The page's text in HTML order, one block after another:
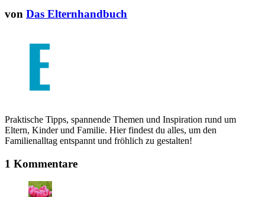
von Das Elternhandbuch
Praktische Tipps, spannende Themen und Inspiration rund um
Eltern, Kinder und Familie. Hier findest du alles, um den
Familienalltag entspannt und fröhlich zu gestalten!
1 Kommentare